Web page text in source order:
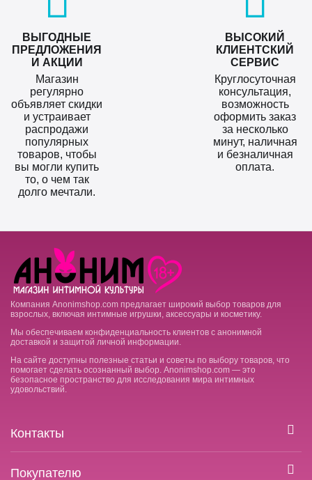
ВЫГОДНЫЕ
ПРЕДЛОЖЕНИЯ
И АКЦИИ
Магазин
регулярно
объявляет скидки
и устраивает
распродажи
популярных
товаров, чтобы
вы могли купить
то, о чем так
долго мечтали.
ВЫСОКИЙ
КЛИЕНТСКИЙ
СЕРВИС
Круглосуточная
консультация,
возможность
оформить заказ
за несколько
минут, наличная
и безналичная
оплата.
Компания Anonimshop.com предлагает широкий выбор товаров для
взрослых, включая интимные игрушки, аксессуары и косметику.
Мы обеспечиваем конфиденциальность клиентов с анонимной
доставкой и защитой личной информации.
На сайте доступны полезные статьи и советы по выбору товаров, что
помогает сделать осознанный выбор. Anonimshop.com — это
безопасное пространство для исследования мира интимных
удовольствий.
Контакты
Покупателю